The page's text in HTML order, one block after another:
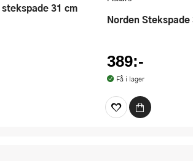
Norden
389:-
Få i lager